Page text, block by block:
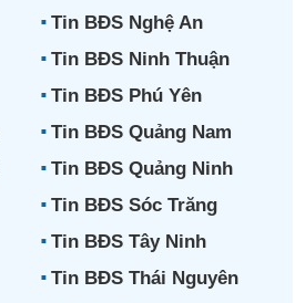
Tin BĐS Nghệ An
Tin BĐS Ninh Thuận
Tin BĐS Phú Yên
Tin BĐS Quảng Nam
Tin BĐS Quảng Ninh
Tin BĐS Sóc Trăng
Tin BĐS Tây Ninh
Tin BĐS Thái Nguyên